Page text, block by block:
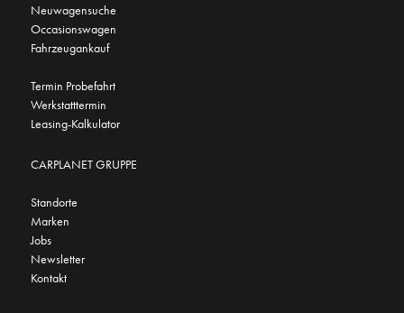
Neuwagensuche
Occasionswagen
Fahrzeugankauf
Termin Probefahrt
Werkstatttermin
Leasing-Kalkulator
CARPLANET GRUPPE
Standorte
Marken
Jobs
Newsletter
Kontakt